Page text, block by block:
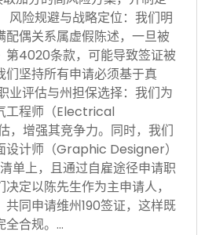
风险规避与战略定位：我们明
配偶关系属虚假陈述，一旦被
第4020条款，可能导致签证被
坚持所有申请必须基于真
业评估与州担保选择：我们为
工程师（Electrical
，增强其竞争力。同时，我们
设计师（Graphic Designer）
单上，且通过自雇途径申请职
定以陈先生作为主申请人，
同申请维州190签证，这样既
全合规。…